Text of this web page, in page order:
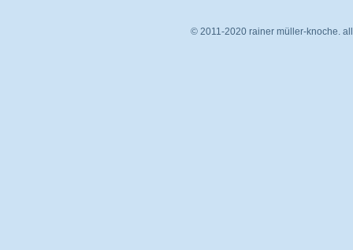
© 2011-2020 rainer müller-knoche.